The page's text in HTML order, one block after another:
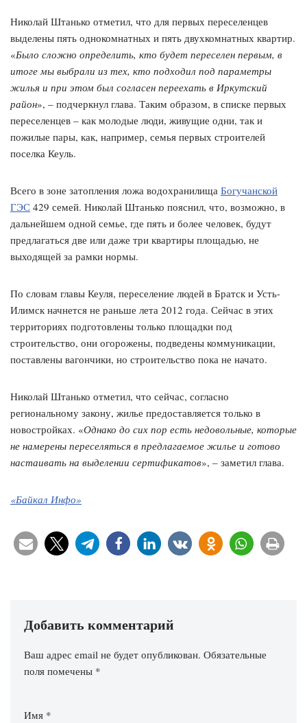
Николай Штанько отметил, что для первых переселенцев
выделены пять однокомнатных и пять двухкомнатных квартир.
«Было сложно определить, кто будет переселен первым, в
итоге мы выбрали из тех, кто подходил под параметры
жилья и при этом был согласен переехать в Иркутский
район», – подчеркнул глава. Таким образом, в списке первых
переселенцев – как молодые люди, живущие одни, так и
пожилые пары, как, например, семья первых строителей
поселка Кеуль.
Всего в зоне затопления ложа водохранилища Богучанской
ГЭС 429 семей. Николай Штанько пояснил, что, возможно, в
дальнейшем одной семье, где пять и более человек, будут
предлагаться две или даже три квартиры площадью, не
выходящей за рамки нормы.
По словам главы Кеуля, переселение людей в Братск и Усть-
Илимск начнется не раньше лета 2012 года. Сейчас в этих
территориях подготовлены только площадки под
строительство, они огорожены, подведены коммуникации,
поставлены вагончики, но строительство пока не начато.
Николай Штанько отметил, что сейчас, согласно
региональному закону, жилье предоставляется только в
новостройках. «Однако до сих пор есть недовольные, которые
не намерены переселяться в предлагаемое жилье и готово
настаивать на выделении сертификатов», – заметил глава.
«Байкал Инфо»
Добавить комментарий
Ваш адрес email не будет опубликован. Обязательные
поля помечены *
Имя *